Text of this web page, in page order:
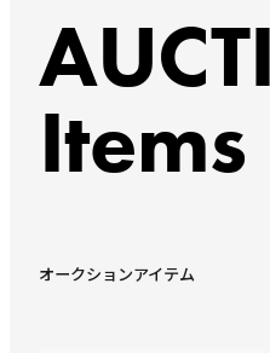
Items
オークションアイテム